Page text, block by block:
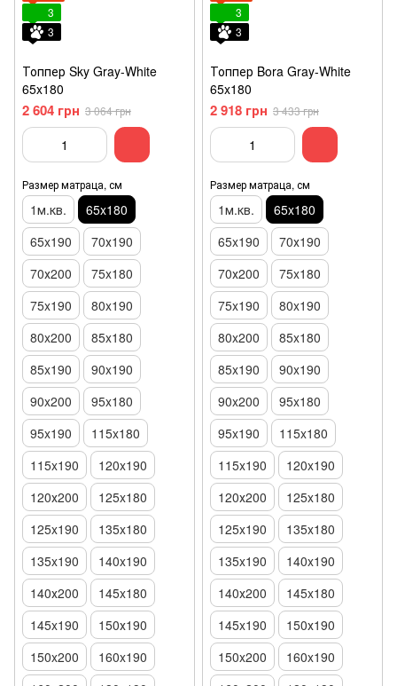
3
3
Топпер Sky Gray-White
65x180
2 604 грн 3 064 грн
Размер матраца, см
1м.кв.
65x180
65x190
70х190
70х200
75x180
75x190
80x190
80x200
85x180
85x190
90x190
90x200
95x180
95x190
115x180
115x190
120x190
120х200
125x180
125x190
135x180
135x190
140x190
140х200
145x180
145x190
150х190
150x200
160x190
3
3
Топпер Bora Gray-White
65x180
2 918 грн 3 433 грн
Размер матраца, см
1м.кв.
65x180
65x190
70х190
70х200
75x180
75x190
80x190
80x200
85x180
85x190
90x190
90x200
95x180
95x190
115x180
115x190
120x190
120х200
125x180
125x190
135x180
135x190
140x190
140х200
145x180
145x190
150х190
150x200
160x190